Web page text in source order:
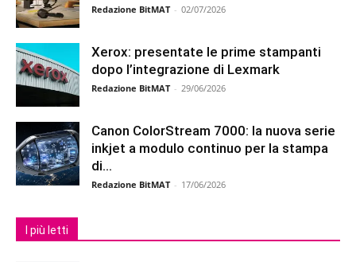
Redazione BitMAT - 02/07/2026
Xerox: presentate le prime stampanti
dopo l’integrazione di Lexmark
Redazione BitMAT - 29/06/2026
Canon ColorStream 7000: la nuova serie
inkjet a modulo continuo per la stampa
di...
Redazione BitMAT - 17/06/2026
I più letti